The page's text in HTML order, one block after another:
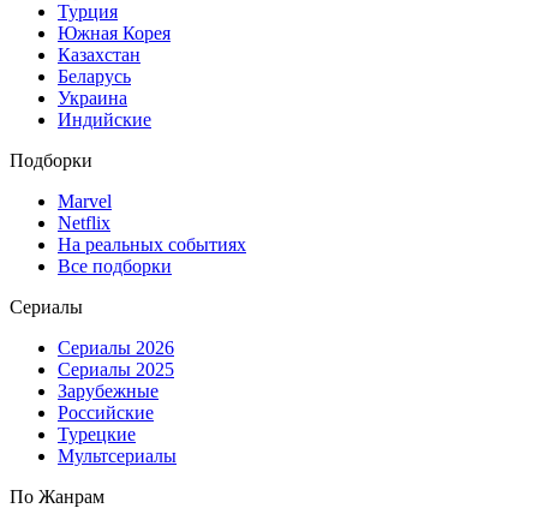
Турция
Южная Корея
Казахстан
Беларусь
Украина
Индийские
Подборки
Marvel
Netflix
На реальных событиях
Все подборки
Сериалы
Сериалы 2026
Сериалы 2025
Зарубежные
Российские
Турецкие
Мультсериалы
По Жанрам